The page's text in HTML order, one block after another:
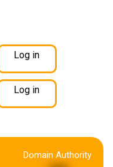
Log in
Log in
Domain Authority